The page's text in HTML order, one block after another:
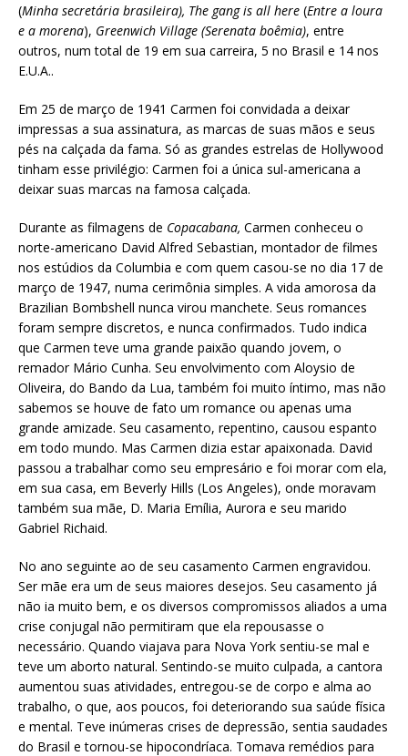
(Minha secretária brasileira), The gang is all here (Entre a loura
e a morena), Greenwich Village (Serenata boêmia), entre
outros, num total de 19 em sua carreira, 5 no Brasil e 14 nos
E.U.A..
Em 25 de março de 1941 Carmen foi convidada a deixar
impressas a sua assinatura, as marcas de suas mãos e seus
pés na calçada da fama. Só as grandes estrelas de Hollywood
tinham esse privilégio: Carmen foi a única sul-americana a
deixar suas marcas na famosa calçada.
Durante as filmagens de Copacabana, Carmen conheceu o
norte-americano David Alfred Sebastian, montador de filmes
nos estúdios da Columbia e com quem casou-se no dia 17 de
março de 1947, numa cerimônia simples. A vida amorosa da
Brazilian Bombshell nunca virou manchete. Seus romances
foram sempre discretos, e nunca confirmados. Tudo indica
que Carmen teve uma grande paixão quando jovem, o
remador Mário Cunha. Seu envolvimento com Aloysio de
Oliveira, do Bando da Lua, também foi muito íntimo, mas não
sabemos se houve de fato um romance ou apenas uma
grande amizade. Seu casamento, repentino, causou espanto
em todo mundo. Mas Carmen dizia estar apaixonada. David
passou a trabalhar como seu empresário e foi morar com ela,
em sua casa, em Beverly Hills (Los Angeles), onde moravam
também sua mãe, D. Maria Emília, Aurora e seu marido
Gabriel Richaid.
No ano seguinte ao de seu casamento Carmen engravidou.
Ser mãe era um de seus maiores desejos. Seu casamento já
não ia muito bem, e os diversos compromissos aliados a uma
crise conjugal não permitiram que ela repousasse o
necessário. Quando viajava para Nova York sentiu-se mal e
teve um aborto natural. Sentindo-se muito culpada, a cantora
aumentou suas atividades, entregou-se de corpo e alma ao
trabalho, o que, aos poucos, foi deteriorando sua saúde física
e mental. Teve inúmeras crises de depressão, sentia saudades
do Brasil e tornou-se hipocondríaca. Tomava remédios para